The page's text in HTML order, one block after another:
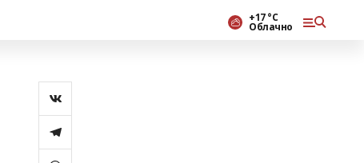
+17 °С
Облачно